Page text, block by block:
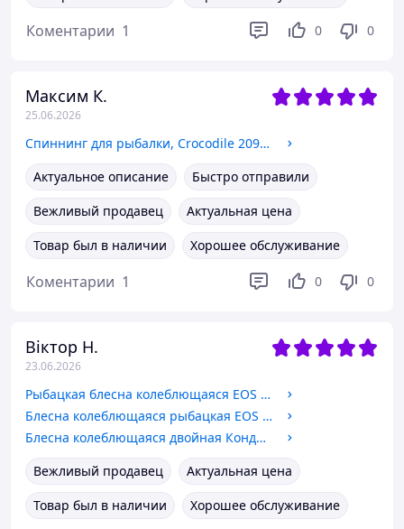
Коментарии 1 0 0
Максим К.
25.06.2026
Спиннинг для рыбалки, Crocodile 2099, на резьбе, тест 100-250г, длина 3,0м
Актуальное описание
Быстро отправили
Вежливый продавец
Актуальная цена
Товар был в наличии
Хорошее обслуживание
Коментарии 1 0 0
Віктор Н.
23.06.2026
Рыбацкая блесна колеблющаяся EOS P0011A, вес 26г, цвет № GS201001
Блесна колеблющаяся рыбацкая EOS P0011A, вес 26г, цвет № GS321018
Блесна колеблющаяся двойная Кондор, цвет 05, 28гр
Вежливый продавец
Актуальная цена
Товар был в наличии
Хорошее обслуживание